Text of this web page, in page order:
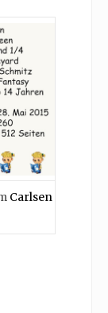
Carlsen